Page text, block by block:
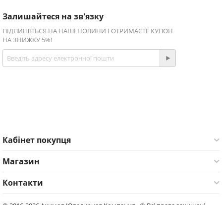
Залишайтеся на зв'язку
ПІДПИШІТЬСЯ НА НАШІ НОВИНИ І ОТРИМАЄТЕ КУПОН
НА ЗНИЖКУ 5%!
Кабінет покупця
Магазин
Контакти